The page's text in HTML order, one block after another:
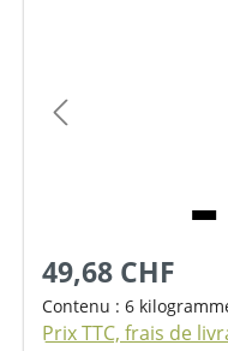
49,68 CHF
Contenu : 6
Prix TTC, frais de